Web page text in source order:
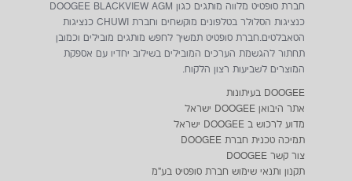
חברת סופטיט מלווה מותגים כגון DOOGEE BLACKVIEW AGM
כנציגות הסלולר בטלפונים מוקשחים וחברת CHUWI כנציגות
הטאבלטים.חברת סופטיט תמשיך לחפש מותגים מובילים וכמובן
תחתור להגשמת הערכים המובילים בשילוב יחדיו עם אספקת
המוצרים לשביעות רצון הלקוח.
DOOGEE בעיתונות
אתר היבואן DOOGEE ישראל
מדוע לרכוש ב DOOGEE ישראל
תמיכה טכנית חברת DOOGEE
צור קשר DOOGEE
תקנון ותנאי שימוש חברת סופטיט בע"מ